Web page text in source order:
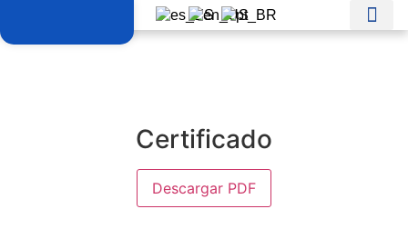
Certificado
Descargar PDF